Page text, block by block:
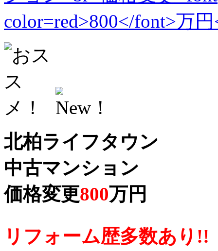
北柏ライフタウン
中古マンション
価格変更800万円
リフォーム歴多数あり!!